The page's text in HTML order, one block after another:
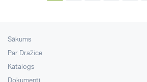
Sākums
Par Dražice
Katalogs